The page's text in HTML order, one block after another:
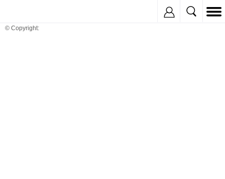
© Copyright: